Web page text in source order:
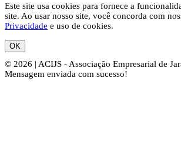
Este site usa cookies para fornece a
site. Ao usar nosso site, você concorda com
Privacidade e uso de cookies.
OK
© 2026 | ACIJS - Associação Empresarial de
Mensagem enviada com sucesso!